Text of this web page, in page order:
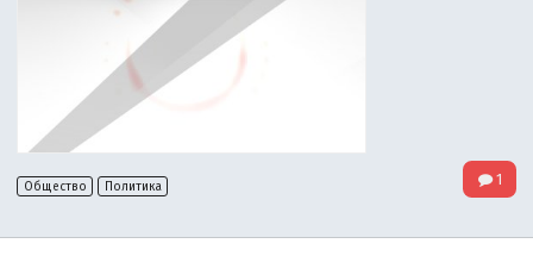
Общество Политика 1